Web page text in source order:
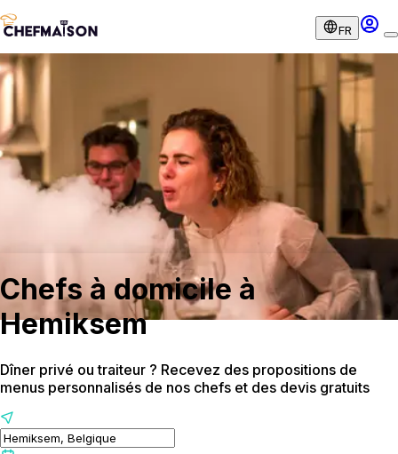
FR
Chefs à domicile à
Hemiksem
Dîner privé ou traiteur ? Recevez des propositions de
menus personnalisés de nos chefs et des devis gratuits